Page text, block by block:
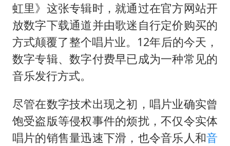
虹里》这张专辑时，就通过在官方网站开
放数字下载通道并由歌迷自行定价购买的
方式颠覆了整个唱片业。12年后的今天，
数字专辑、数字付费早已成为一种常见的
音乐发行方式。
尽管在数字技术出现之初，唱片业确实曾
饱受盗版等侵权事件的烦扰，不仅令实体
唱片的销售量迅速下滑，也令音乐人和音